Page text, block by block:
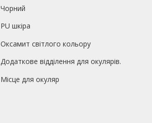
Чорний
PU шкіра
Оксамит світлого кольору
Додаткове відділення для окулярів.
Місце для окуляр